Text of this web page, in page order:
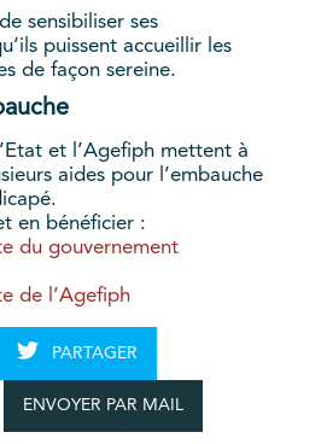
sensibiliser ses
puissent accueillir les
de façon sereine.
et l’Agefiph mettent à
aides pour l’embauche
en bénéficier :
du gouvernement
de l’Agefiph
PARTAGER
ENVOYER PAR MAIL